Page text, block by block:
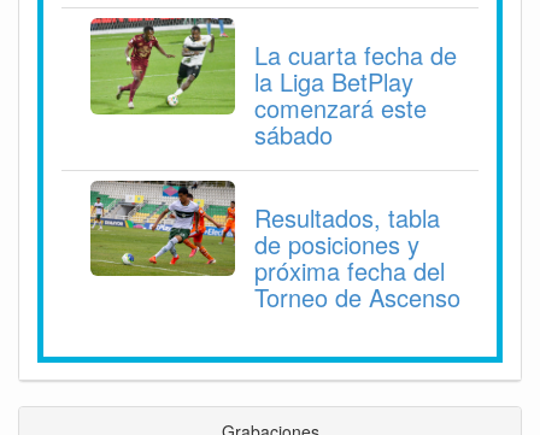
La cuarta fecha de
la Liga BetPlay
comenzará este
sábado
Resultados, tabla
de posiciones y
próxima fecha del
Torneo de Ascenso